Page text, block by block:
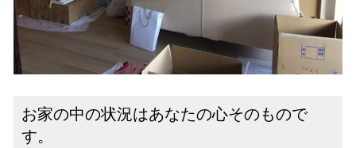
お家の中の状況はあなたの心そのもので
す。